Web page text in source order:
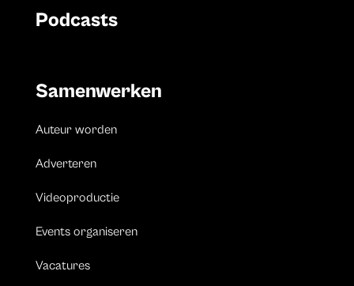
Podcasts
Samenwerken
Auteur worden
Adverteren
Videoproductie
Events organiseren
Vacatures